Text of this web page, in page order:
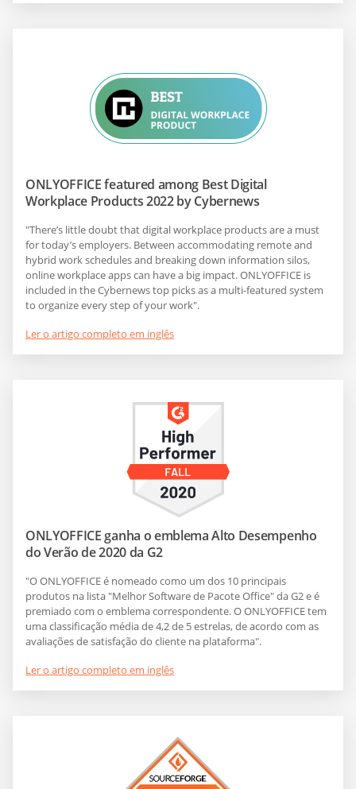
ONLYOFFICE featured among Best Digital
Workplace Products 2022 by Cybernews
"There’s little doubt that digital workplace products are a must
for today’s employers. Between accommodating remote and
hybrid work schedules and breaking down information silos,
online workplace apps can have a big impact. ONLYOFFICE is
included in the Cybernews top picks as a multi-featured system
to organize every step of your work".
Ler o artigo completo em inglês
ONLYOFFICE ganha o emblema Alto Desempenho
do Verão de 2020 da G2
"O ONLYOFFICE é nomeado como um dos 10 principais
produtos na lista "Melhor Software de Pacote Office" da G2 e é
premiado com o emblema correspondente. O ONLYOFFICE tem
uma classificação média de 4,2 de 5 estrelas, de acordo com as
avaliações de satisfação do cliente na plataforma".
Ler o artigo completo em inglês